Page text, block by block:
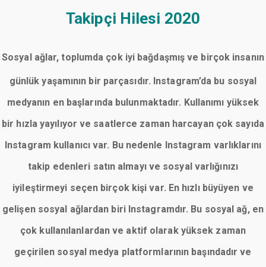
Takipçi Hilesi 2020
Sosyal ağlar, toplumda çok iyi bağdaşmış ve birçok insanın
günlük yaşamının bir parçasıdır. Instagram’da bu sosyal
medyanın en başlarında bulunmaktadır. Kullanımı yüksek
bir hızla yayılıyor ve saatlerce zaman harcayan çok sayıda
Instagram kullanıcı var. Bu nedenle Instagram varlıklarını
takip edenleri satın almayı ve sosyal varlığınızı
iyileştirmeyi seçen birçok kişi var. En hızlı büyüyen ve
gelişen sosyal ağlardan biri Instagramdır. Bu sosyal ağ, en
çok kullanılanlardan ve aktif olarak yüksek zaman
geçirilen sosyal medya platformlarının başındadır ve